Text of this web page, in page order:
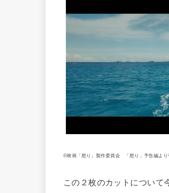
©映画「怒り」製作委員会 「怒り」予告編より
この２枚のカットについて